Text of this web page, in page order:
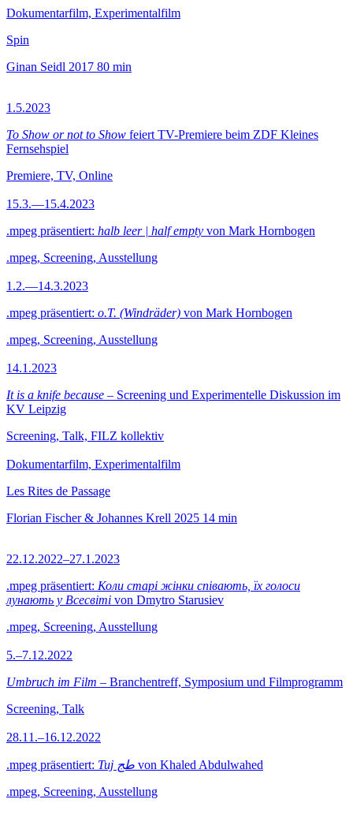
Dokumentarfilm, Experimentalfilm
Spin
Ginan Seidl 2017 80 min
1.5.2023
To Show or not to Show feiert TV-Premiere beim ZDF Kleines
Fernsehspiel
Premiere, TV, Online
15.3.—15.4.2023
.mpeg präsentiert: halb leer | half empty von Mark Hornbogen
.mpeg, Screening, Ausstellung
1.2.—14.3.2023
.mpeg präsentiert: o.T. (Windräder) von Mark Hornbogen
.mpeg, Screening, Ausstellung
14.1.2023
It is a knife because – Screening und Experimentelle Diskussion im
KV Leipzig
Screening, Talk, FILZ kollektiv
Dokumentarfilm, Experimentalfilm
Les Rites de Passage
Florian Fischer & Johannes Krell 2025 14 min
22.12.2022–27.1.2023
.mpeg präsentiert: Коли старі жінки співають, їх голоси
лунають у Всесвіті von Dmytro Starusiev
.mpeg, Screening, Ausstellung
5.–7.12.2022
Umbruch im Film – Branchentreff, Symposium und Filmprogramm
Screening, Talk
28.11.–16.12.2022
.mpeg präsentiert: Tuj طج von Khaled Abdulwahed
.mpeg, Screening, Ausstellung